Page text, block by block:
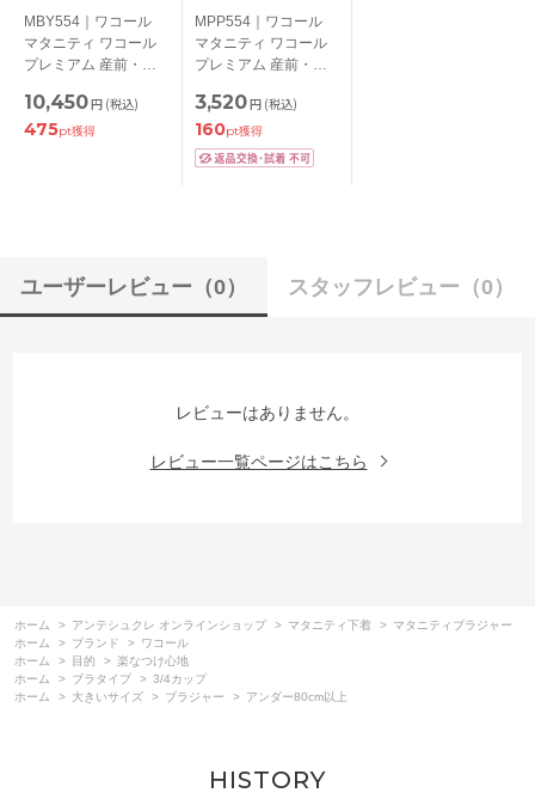
MBY554｜ワコール
マタニティ ワコール
プレミアム 産前・産
DEFGHIカップ アンダ
ー 65/70/75/80/85cm
10,450円 (税込)
475pt獲得
MPP554｜ワコール
マタニティ ワコール
プレミアム 産前・産
ョーツ マタニティシ
ョーツ M-L/L-LL
3,520円 (税込)
160pt獲得
ユーザーレビュー （0） スタッフレビュー （0）
レビューはありません。
レビュー一覧ページはこちら
ホーム > アンテシュクレ オンラインショップ > マタニティ下着 > マタニティブラジャー
ホーム
> ブランド > ワコール
ホーム
> 目的 > 楽なつけ心地
ホーム
> ブラタイプ > 3/4カップ
ホーム
> 大きいサイズ > ブラジャー > アンダー80cm以上
HISTORY